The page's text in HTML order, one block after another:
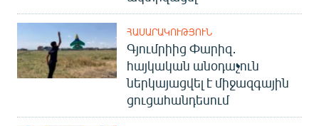
ՀԱՍԱՐԱԿՈՒԹՅՈՒՆ
Գյումրիից Փարիզ․
հայկական անօդաչուն
ներկայացվել է միջազգային
ցուցահանդեսում